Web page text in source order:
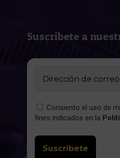
Suscríbete a
Consiento el uso de
fines indicados en la